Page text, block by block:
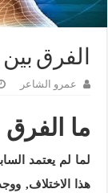
الفرق
عمرو الشاعر
ما
لما لم يعتمد
هذا الاختلاف,